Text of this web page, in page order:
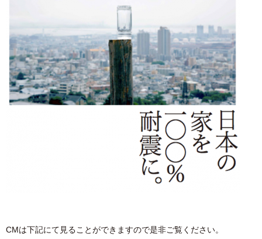
CMは下記にて見ることができますので是非ご覧ください。